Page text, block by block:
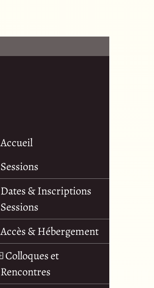
Accueil
Sessions
Dates & Inscriptions
Sessions
Accès & Hébergement
Colloques et
Rencontres